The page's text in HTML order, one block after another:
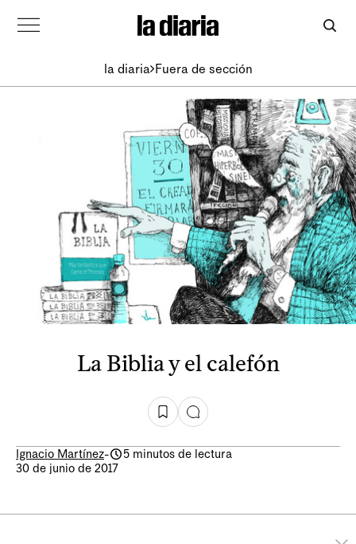
la diaria Fuera de sección
La Biblia y el calefón
Ignacio Martínez-
5 minutos de lectura
30 de junio de 2017